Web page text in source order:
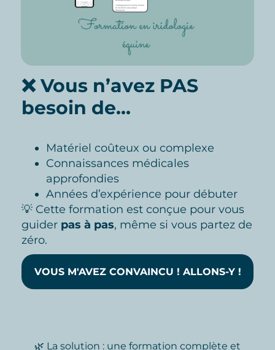
❌ Vous n’avez PAS
besoin de…
Matériel coûteux ou complexe
Connaissances médicales
approfondies
Années d’expérience pour débuter
💡 Cette formation est conçue pour vous
guider pas à pas, même si vous partez de
zéro.
VOUS M'AVEZ CONVAINCU ! ALLONS-Y !
🌿 La solution : une formation complète et